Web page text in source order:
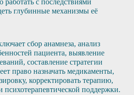
работать с последствиями
глубинные механизмы её
сбор анамнеза, анализ
пациента, выявление
составление стратегии
право назначать медикаменты,
корректировать терапию,
психотерапевтической поддержки.